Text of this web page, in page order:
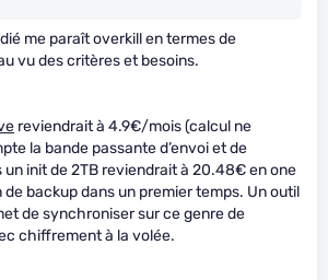
me paraît overkill en termes de
vu des critères et besoins.
reviendrait à 4.9€/mois (calcul ne
la bande passante d’envoi et de
init de 2TB reviendrait à 20.48€ en one
backup dans un premier temps. Un outil
de synchroniser sur ce genre de
chiffrement à la volée.